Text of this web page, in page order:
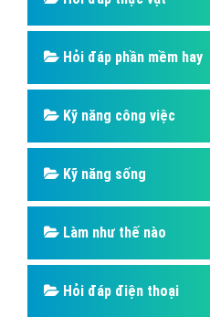
Hỏi đáp phần mềm hay
Kỹ năng công việc
Kỹ năng sống
Làm như thế nào
Hỏi đáp điện thoại